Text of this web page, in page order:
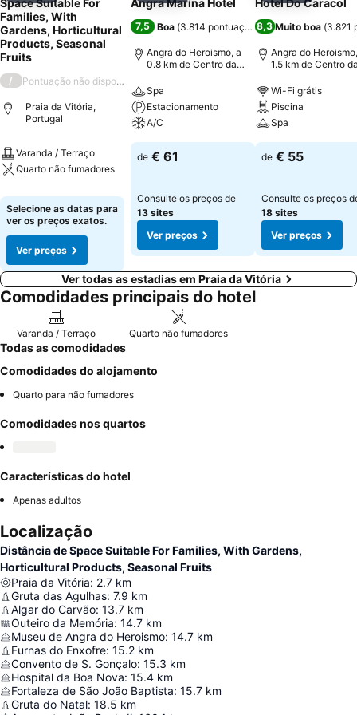
Space Suitable For
Families, With
Gardens, Horticultural
Products, Seasonal
Fruits
/ Pontuação não disponível
Praia da Vitória,
Portugal
Varanda / Terraço
Quarto não fumadores
Selecione as datas para
ver os preços exatos.
Ver preços
Angra Marina Hotel
7,5 Boa (3.814 pontuações)
Angra do Heroismo, a
0.8 km de Centro da
Spa
Estacionamento
A/C
de € 61
Consulte os preços de
13 sites
Ver preços
Hotel Do Caracol
8,3 Muito boa (3.821
Angra do
1.5 km de Centro
Wi-Fi grátis
Piscina
Spa
de € 55
Consulte os preços
18 sites
Ver preços
Ver todas as estadias em Praia da Vitória
Comodidades principais do hotel
Varanda / Terraço Quarto não fumadores
Todas as comodidades
Comodidades do alojamento
Quarto para não fumadores
Comodidades nos quartos
Características do hotel
Apenas adultos
Localização
Distância de Space Suitable For Families, With Gardens,
Horticultural Products, Seasonal Fruits
Praia da Vitória: 2.7 km
Gruta das Agulhas: 7.9 km
Algar do Carvão: 13.7 km
Outeiro da Memória: 14.7 km
Museu de Angra do Heroismo: 14.7 km
Furnas do Enxofre: 15.2 km
Convento de S. Gonçalo: 15.3 km
Hospital da Boa Nova: 15.4 km
Fortaleza de São João Baptista: 15.7 km
Gruta do Natal: 18.5 km